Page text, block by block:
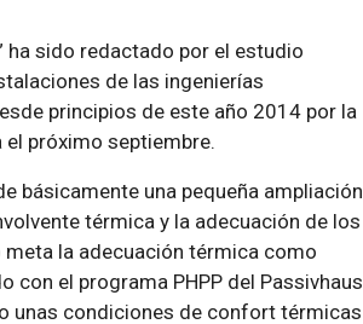
ha sido redactado por el estudio
de las ingenierías
principios de este año 2014 por la
el próximo septiembre.
básicamente una pequeña ampliación
térmica y la adecuación de los
la adecuación térmica como
con el programa PHPP del Passivhaus
unas condiciones de confort térmicas